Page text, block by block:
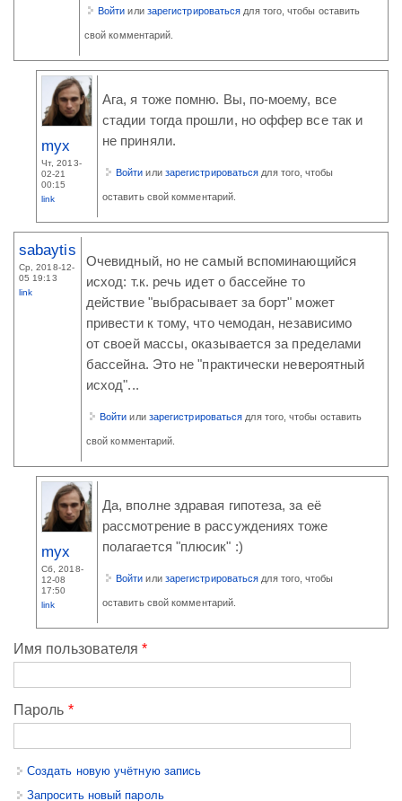
Войти или зарегистрироваться для того, чтобы оставить
свой комментарий.
myx
Чт, 2013-
02-21
00:15
link
Ага, я тоже помню. Вы, по-моему, все
стадии тогда прошли, но оффер все так и
не приняли.
Войти или зарегистрироваться для того, чтобы
оставить свой комментарий.
sabaytis
Ср, 2018-12-
05 19:13
link
Очевидный, но не самый вспоминающийся
исход: т.к. речь идет о бассейне то
действие "выбрасывает за борт" может
привести к тому, что чемодан, независимо
от своей массы, оказывается за пределами
бассейна. Это не "практически невероятный
исход"...
Войти или зарегистрироваться для того, чтобы оставить
свой комментарий.
myx
Сб, 2018-
12-08
17:50
link
Да, вполне здравая гипотеза, за её
рассмотрение в рассуждениях тоже
полагается "плюсик" :)
Войти или зарегистрироваться для того, чтобы
оставить свой комментарий.
Имя пользователя*
Пароль *
Создать новую учётную запись
Запросить новый пароль